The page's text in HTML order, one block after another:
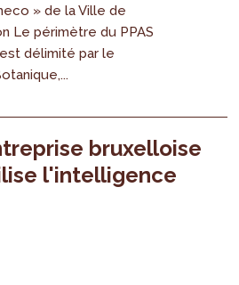
» de la Ville de
Le périmètre du PPAS
délimité par le
bruxelloise
l'intelligence